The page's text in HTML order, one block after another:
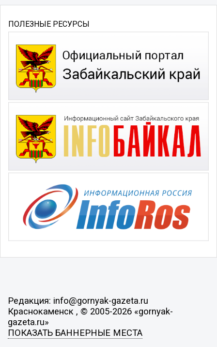
ПОЛЕЗНЫЕ РЕСУРСЫ
Редакция: info@gornyak-gazeta.ru
Краснокаменск , © 2005-2026 «gornyak-
gazeta.ru»
ПОКАЗАТЬ БАННЕРНЫЕ МЕСТА